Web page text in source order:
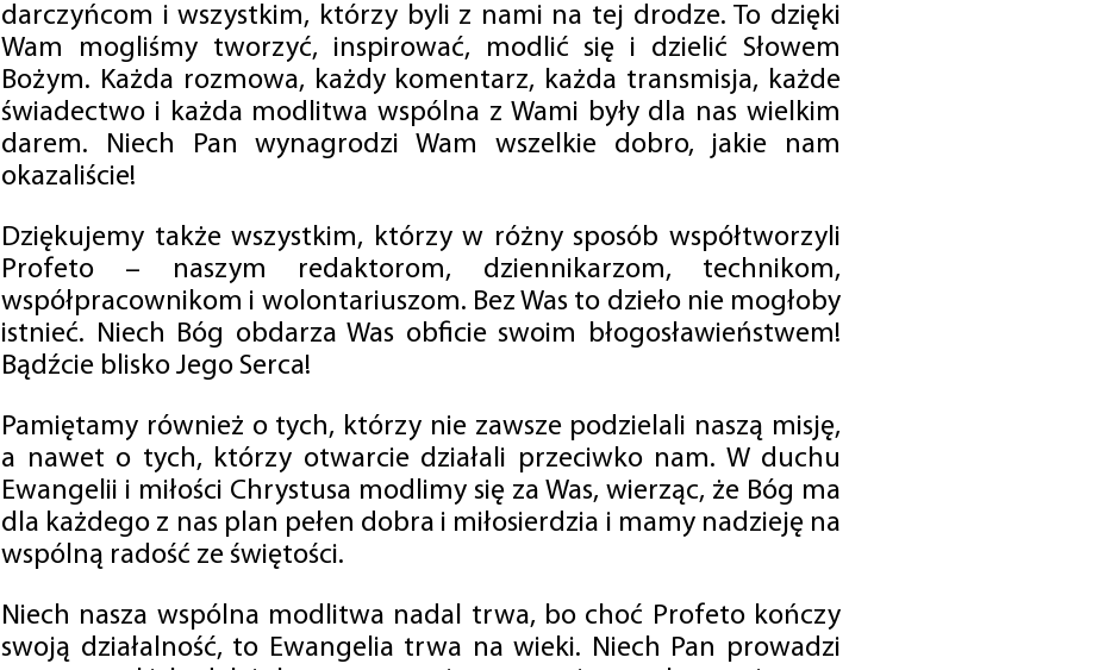
darczyńcom i wszystkim, którzy byli z nami na tej drodze. To dzięki
Wam mogliśmy tworzyć, inspirować, modlić się i dzielić Słowem
Bożym. Każda rozmowa, każdy komentarz, każda transmisja, każde
świadectwo i każda modlitwa wspólna z Wami były dla nas wielkim
darem. Niech Pan wynagrodzi Wam wszelkie dobro, jakie nam
okazaliście!
Dziękujemy także wszystkim, którzy w różny sposób współtworzyli
Profeto – naszym redaktorom, dziennikarzom, technikom,
współpracownikom i wolontariuszom. Bez Was to dzieło nie mogłoby
istnieć. Niech Bóg obdarza Was obficie swoim błogosławieństwem!
Bądźcie blisko Jego Serca!
Pamiętamy również o tych, którzy nie zawsze podzielali naszą misję,
a nawet o tych, którzy otwarcie działali przeciwko nam. W duchu
Ewangelii i miłości Chrystusa modlimy się za Was, wierząc, że Bóg ma
dla każdego z nas plan pełen dobra i miłosierdzia i mamy nadzieję na
wspólną radość ze świętości.
Niech nasza wspólna modlitwa nadal trwa, bo choć Profeto kończy
swoją działalność, to Ewangelia trwa na wieki. Niech Pan prowadzi